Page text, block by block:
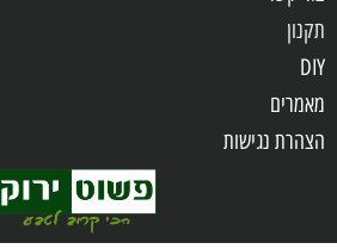
תקנון
DIY
מאמרים
הצהרת נגישות